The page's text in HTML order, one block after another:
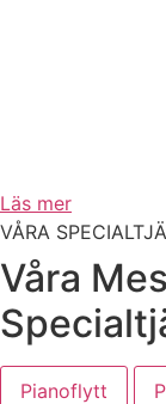
Läs mer
VÅRA
Våra
Pianoflytt